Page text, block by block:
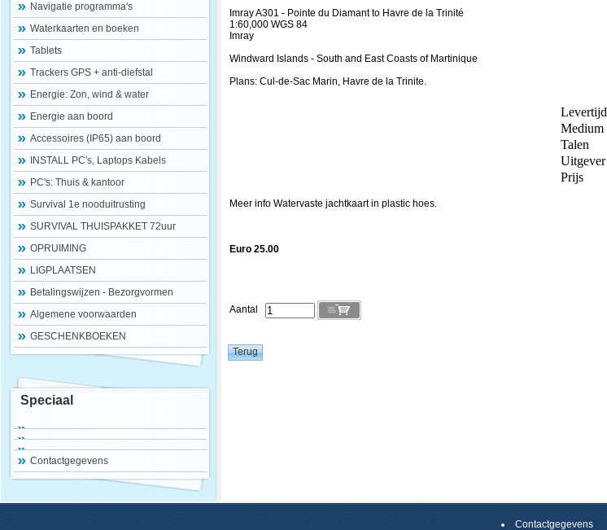
Navigatie programma's
Waterkaarten en boeken
Tablets
Trackers GPS + anti-diefstal
Energie: Zon, wind & water
Energie aan boord
Accessoires (IP65) aan boord
INSTALL PC's, Laptops Kabels
PC's: Thuis & kantoor
Survival 1e nooduitrusting
SURVIVAL THUISPAKKET 72uur
OPRUIMING
LIGPLAATSEN
Betalingswijzen - Bezorgvormen
Algemene voorwaarden
GESCHENKBOEKEN
Speciaal
Contactgegevens
Imray A301 - Pointe du Diamant to Havre de la Trinité
1:60,000 WGS 84
Imray
Windward Islands - South and East Coasts of Martinique
Plans: Cul-de-Sac Marin, Havre de la Trinite.
Levertijd
Medium
Talen
Uitgever
Prijs
Meer info Watervaste jachtkaart in plastic hoes.
Euro 25.00
Aantal
Contactgegevens